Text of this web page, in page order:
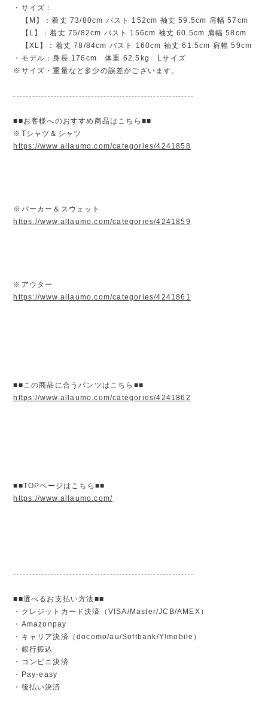
・サイズ：
【M】：着丈 73/80cm バスト 152cm 袖丈 59.5cm 肩幅 57cm
【L】：着丈 75/82cm バスト 156cm 袖丈 60.5cm 肩幅 58cm
【XL】：着丈 78/84cm バスト 160cm 袖丈 61.5cm 肩幅 59cm
・モデル：身長 176cm 体重 62.5kg Lサイズ
※サイズ・重量など多少の誤差がございます。
----------------------------------------------------------
■■お客様へのおすすめ商品はこちら■■
※Tシャツ＆シャツ
https://www.allaumo.com/categories/4241858
※パーカー＆スウェット
https://www.allaumo.com/categories/4241859
※アウター
https://www.allaumo.com/categories/4241861
■■この商品に合うパンツはこちら■■
https://www.allaumo.com/categories/4241862
■■TOPページはこちら■■
https://www.allaumo.com/
----------------------------------------------------------
■■選べるお支払い方法■■
・クレジットカード決済（VISA/Master/JCB/AMEX）
・Amazonpay
・キャリア決済（docomo/au/Softbank/Y!mobile）
・銀行振込
・コンビニ決済
・Pay-easy
・後払い決済